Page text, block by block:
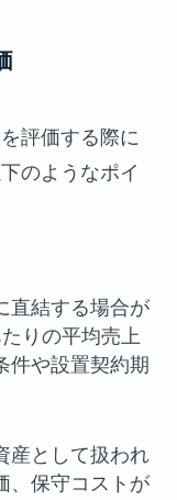
評価する際に
のようなポイ
直結する場合が
りの平均売上
件や設置契約期
産として扱われ
、保守コストが